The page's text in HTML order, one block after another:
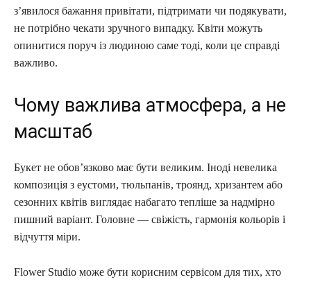
з’явилося бажання привітати, підтримати чи подякувати,
не потрібно чекати зручного випадку. Квіти можуть
опинитися поруч із людиною саме тоді, коли це справді
важливо.
Чому важлива атмосфера, а не
масштаб
Букет не обов’язково має бути великим. Іноді невелика
композиція з еустоми, тюльпанів, троянд, хризантем або
сезонних квітів виглядає набагато тепліше за надмірно
пишний варіант. Головне — свіжість, гармонія кольорів і
відчуття міри.
Flower Studio може бути корисним сервісом для тих, хто